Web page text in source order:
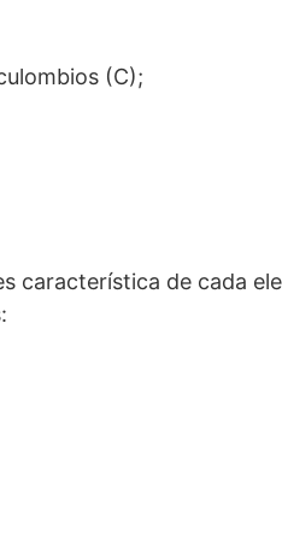
(C);
característica de cada